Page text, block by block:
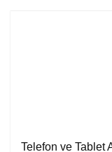
Telefon ve Tablet